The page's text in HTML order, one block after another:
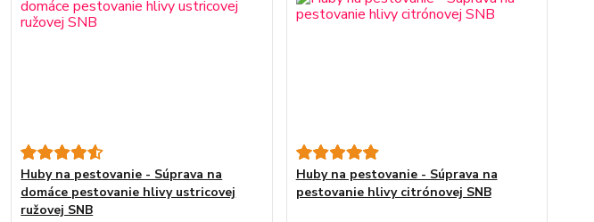
Huby na pestovanie - Súprava na
domáce pestovanie hlivy ustricovej
ružovej SNB
Huby na pestovanie - Súprava na
pestovanie hlivy citrónovej SNB